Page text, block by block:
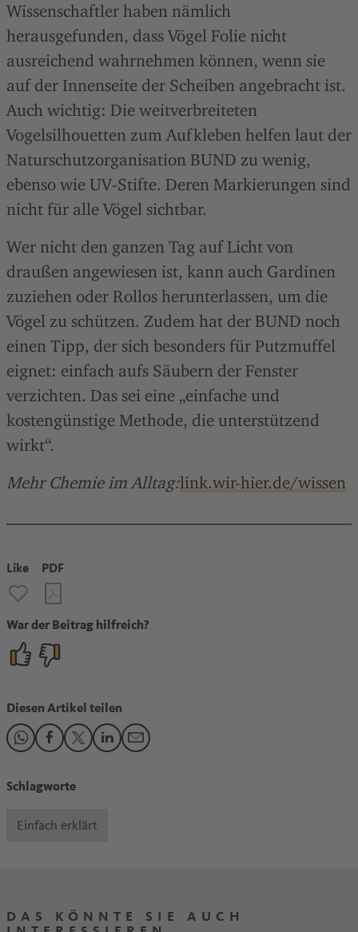
Wissenschaftler haben nämlich
herausgefunden, dass Vögel Folie nicht
ausreichend wahrnehmen können, wenn sie
auf der Innenseite der Scheiben angebracht ist.
Auch wichtig: Die weitverbreiteten
Vogelsilhouetten zum Aufkleben helfen laut der
Naturschutzorganisation BUND zu wenig,
ebenso wie UV-Stifte. Deren Markierungen sind
nicht für alle Vögel sichtbar.
Wer nicht den ganzen Tag auf Licht von
draußen angewiesen ist, kann auch Gardinen
zuziehen oder Rollos herunterlassen, um die
Vögel zu schützen. Zudem hat der BUND noch
einen Tipp, der sich besonders für Putzmuffel
eignet: einfach aufs Säubern der Fenster
verzichten. Das sei eine „einfache und
kostengünstige Methode, die unterstützend
wirkt“.
Mehr Chemie im Alltag:link.wir-hier.de/wissen
Like PDF
War der Beitrag hilfreich?
Diesen Artikel teilen
Den Beitrag "So fliegen Vögel nicht gegen Glas" teilen auf
Den Beitrag "So fliegen Vögel nicht gegen Glas" teilen
Den Beitrag "So fliegen Vögel nicht gegen Glas"
Den Beitrag "So fliegen Vögel nicht gegen
Den Beitrag "So fliegen Vögel nicht
Schlagworte
Einfach erklärt
DAS KÖNNTE SIE AUCH